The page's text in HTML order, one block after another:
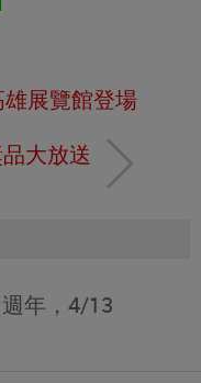
展覽館登場
大放送
年，4/13